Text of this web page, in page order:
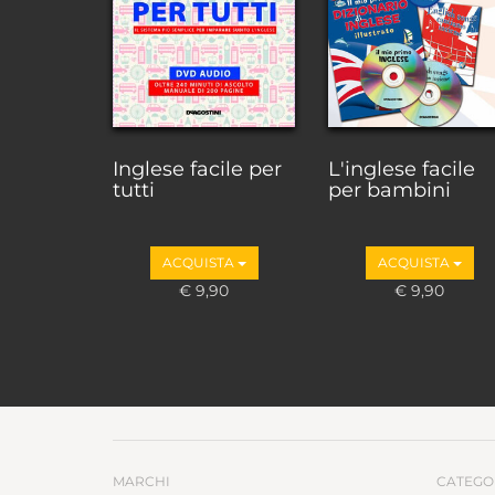
Inglese facile per
tutti
ACQUISTA
€ 9,90
L'inglese facile
per bambini
ACQUISTA
€ 9,90
MARCHI